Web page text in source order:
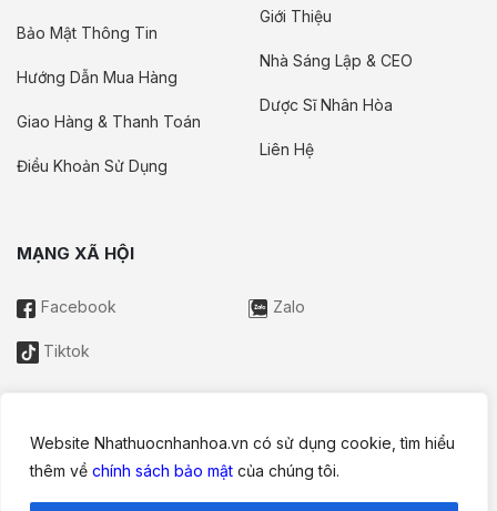
Website Nhathuocnhanhoa.vn có sử dụng cookie, tìm hiểu
thêm về chính sách bảo mật của chúng tôi.
Bảo Mật Thông Tin
Hướng Dẫn Mua Hàng
Giao Hàng & Thanh Toán
Điều Khoản Sử Dụng
Giới Thiệu
Nhà Sáng Lập & CEO
Dược Sĩ Nhân Hòa
Liên Hệ
MẠNG XÃ HỘI
Facebook Zalo
Tiktok
Thông tin trên website này chỉ mang tính chất nội bộ tham khảo;